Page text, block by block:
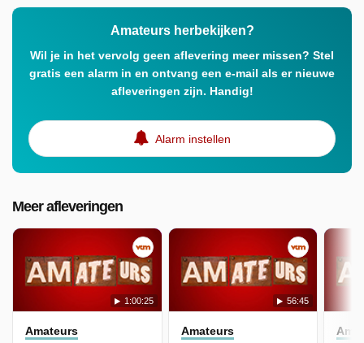
Amateurs herbekijken?
Wil je in het vervolg geen aflevering meer missen? Stel
gratis een alarm in en ontvang een e-mail als er nieuwe
afleveringen zijn. Handig!
Alarm instellen
Meer afleveringen
1:00:25
Amateurs
56:45
Amateurs